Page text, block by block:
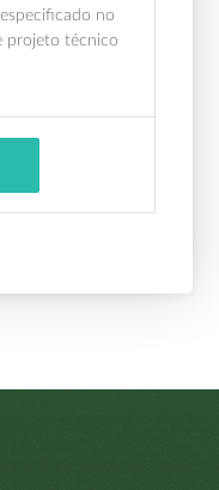
no
projeto técnico